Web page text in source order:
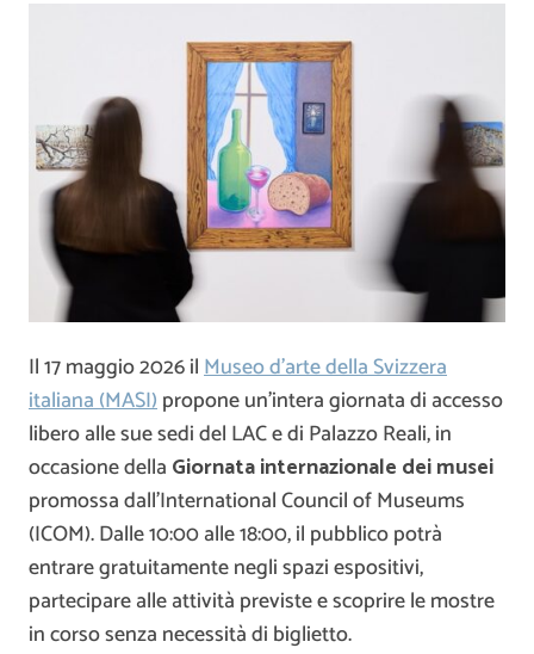
Il 17 maggio 2026 ilMuseo d’arte della Svizzera
italiana (MASI)propone un’intera giornata di accesso
libero alle sue sedi del LAC e di Palazzo Reali, in
occasione della Giornata internazionale dei musei
promossa dall’International Council of Museums
(ICOM). Dalle 10:00 alle 18:00, il pubblico potrà
entrare gratuitamente negli spazi espositivi,
partecipare alle attività previste e scoprire le mostre
in corso senza necessità di biglietto.